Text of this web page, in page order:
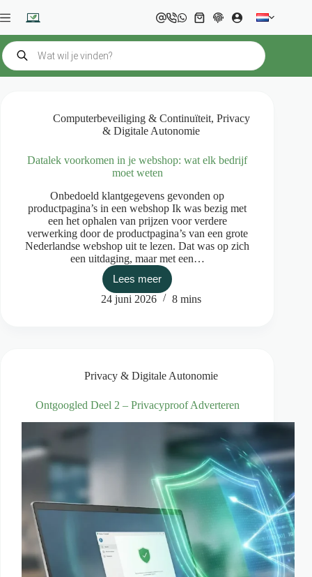
naar
inhoud
Winkelwagen
Producten
zoeken
Computerbeveiliging & Continuïteit, Privacy
& Digitale Autonomie
Datalek voorkomen in je webshop: wat elk bedrijf
moet weten
Onbedoeld klantgegevens gevonden op
productpagina’s in een webshop Ik was bezig met
een het ophalen van prijzen voor verdere
verwerking door de productpagina’s van een grote
Nederlandse webshop uit te lezen. Dat was op zich
een uitdaging, maar met een…
Lees meer
Datalek
voorkomen
moet
24 juni 2026 8 mins
Privacy & Digitale Autonomie
Ontgoogled Deel 2 – Privacyproof Adverteren